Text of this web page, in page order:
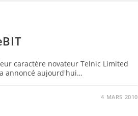
caractère novateur Telnic Limited
annoncé aujourd'hui…
4 MARS 2010